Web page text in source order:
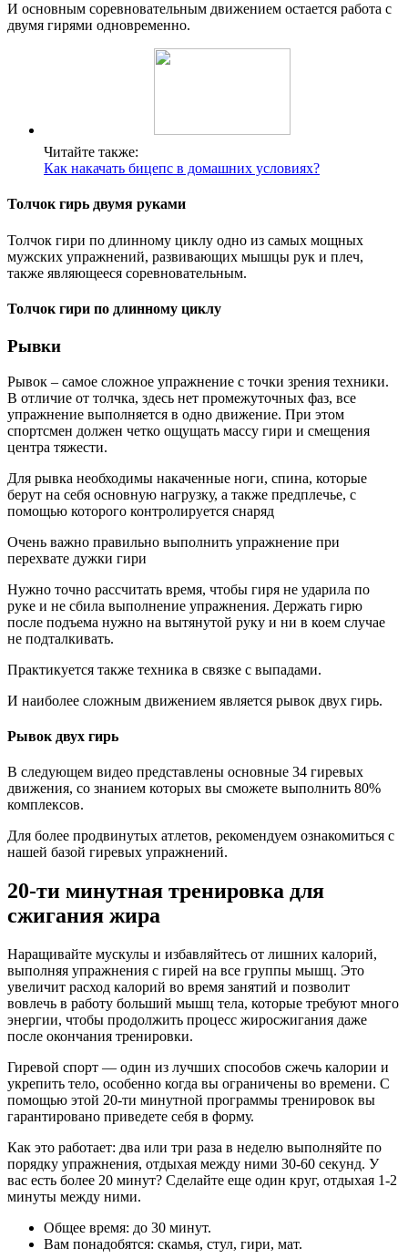
И основным соревновательным движением остается работа с
двумя гирями одновременно.
Читайте также:
Как накачать бицепс в домашних условиях?
Толчок гирь двумя руками
Толчок гири по длинному циклу одно из самых мощных
мужских упражнений, развивающих мышцы рук и плеч,
также являющееся соревновательным.
Толчок гири по длинному циклу
Рывки
Рывок – самое сложное упражнение с точки зрения техники.
В отличие от толчка, здесь нет промежуточных фаз, все
упражнение выполняется в одно движение. При этом
спортсмен должен четко ощущать массу гири и смещения
центра тяжести.
Для рывка необходимы накаченные ноги, спина, которые
берут на себя основную нагрузку, а также предплечье, с
помощью которого контролируется снаряд
Очень важно правильно выполнить упражнение при
перехвате дужки гири
Нужно точно рассчитать время, чтобы гиря не ударила по
руке и не сбила выполнение упражнения. Держать гирю
после подъема нужно на вытянутой руку и ни в коем случае
не подталкивать.
Практикуется также техника в связке с выпадами.
И наиболее сложным движением является рывок двух гирь.
Рывок двух гирь
В следующем видео представлены основные 34 гиревых
движения, со знанием которых вы сможете выполнить 80%
комплексов.
Для более продвинутых атлетов, рекомендуем ознакомиться с
нашей базой гиревых упражнений.
20-ти минутная тренировка для
сжигания жира
Наращивайте мускулы и избавляйтесь от лишних калорий,
выполняя упражнения с гирей на все группы мышц. Это
увеличит расход калорий во время занятий и позволит
вовлечь в работу больший мышц тела, которые требуют много
энергии, чтобы продолжить процесс жиросжигания даже
после окончания тренировки.
Гиревой спорт — один из лучших способов сжечь калории и
укрепить тело, особенно когда вы ограничены во времени. С
помощью этой 20-ти минутной программы тренировок вы
гарантировано приведете себя в форму.
Как это работает: два или три раза в неделю выполняйте по
порядку упражнения, отдыхая между ними 30-60 секунд. У
вас есть более 20 минут? Сделайте еще один круг, отдыхая 1-2
минуты между ними.
Общее время: до 30 минут.
Вам понадобятся: скамья, стул, гири, мат.